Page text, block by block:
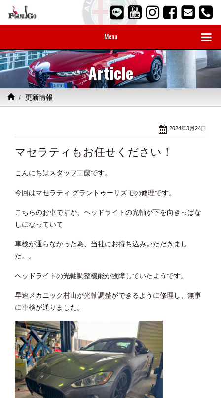
Menu
Article
更新情報
2024年3月24日
マセラティもお任せください！
こんにちはスタッフ工藤です。
今回はマセラティ グラントゥーリズモの修理です。
こちらのお車ですが、ヘッドライトの光軸が下を向きっぱな
しになっていて
車検が通らなかった為、当社にお持ち込みいただきまし
た。。
ヘッドライトの光軸調整機能が故障していたようです。
早速メカニック村山が光軸調整ができるように修理し、無事
に車検が通りました。